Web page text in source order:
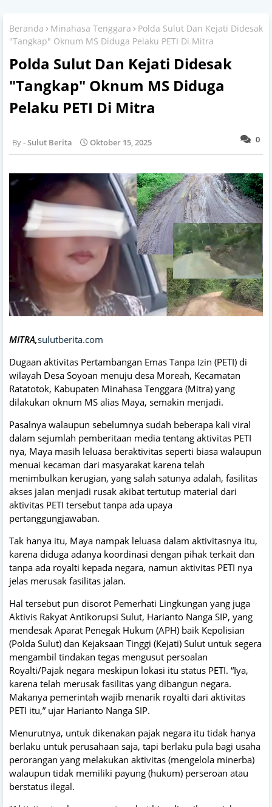
Beranda Minahasa Tenggara
Polda Sulut Dan Kejati Didesak
"Tangkap" Oknum MS Diduga Pelaku PETI Di Mitra
Polda Sulut Dan Kejati Didesak
"Tangkap" Oknum MS Diduga
Pelaku PETI Di Mitra
0
Sulut Berita Oktober 15, 2025
MITRA,sulutberita.com
Dugaan aktivitas Pertambangan Emas Tanpa Izin (PETI) di
wilayah Desa Soyoan menuju desa Moreah, Kecamatan
Ratatotok, Kabupaten Minahasa Tenggara (Mitra) yang
dilakukan oknum MS alias Maya, semakin menjadi.
Pasalnya walaupun sebelumnya sudah beberapa kali viral
dalam sejumlah pemberitaan media tentang aktivitas PETI
nya, Maya masih leluasa beraktivitas seperti biasa walaupun
menuai kecaman dari masyarakat karena telah
menimbulkan kerugian, yang salah satunya adalah, fasilitas
akses jalan menjadi rusak akibat tertutup material dari
aktivitas PETI tersebut tanpa ada upaya
pertanggungjawaban.
Tak hanya itu, Maya nampak leluasa dalam aktivitasnya itu,
karena diduga adanya koordinasi dengan pihak terkait dan
tanpa ada royalti kepada negara, namun aktivitas PETI nya
jelas merusak fasilitas jalan.
Hal tersebut pun disorot Pemerhati Lingkungan yang juga
Aktivis Rakyat Antikorupsi Sulut, Harianto Nanga SIP, yang
mendesak Aparat Penegak Hukum (APH) baik Kepolisian
(Polda Sulut) dan Kejaksaan Tinggi (Kejati) Sulut untuk segera
mengambil tindakan tegas mengusut persoalan
Royalti/Pajak negara meskipun lokasi itu status PETI. “Iya,
karena telah merusak fasilitas yang dibangun negara.
Makanya pemerintah wajib menarik royalti dari aktivitas
PETI itu,” ujar Harianto Nanga SIP.
Menurutnya, untuk dikenakan pajak negara itu tidak hanya
berlaku untuk perusahaan saja, tapi berlaku pula bagi usaha
perorangan yang melakukan aktivitas (mengelola minerba)
walaupun tidak memiliki payung (hukum) perseroan atau
berstatus ilegal.